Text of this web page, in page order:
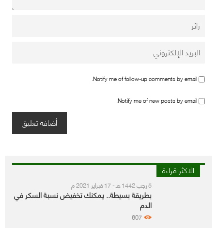
Notify me of follow-up comments by email.
Notify me of new posts by email.
الاكثر قراءة
5 رجب 1442 هـ - 17 فبراير 2021 م
بطريقة بسيطة.. يمكنك تخفيض نسبة السكر في
الدم
607